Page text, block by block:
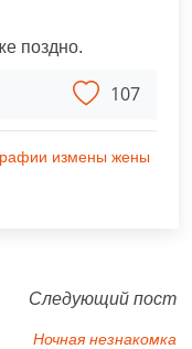
поздно.
107
измены жены
Следующий пост
Ночная незнакомка